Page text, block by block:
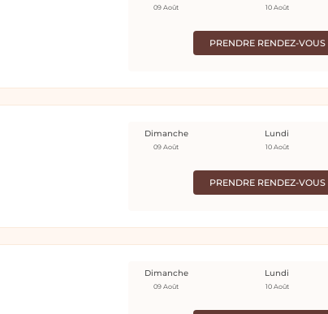
PRENDRE RENDEZ-VOUS
09 Août 10 Août
PRENDRE RENDEZ-VOUS
Dimanche
09 Août
Lundi
10 Août
Dimanche
09 Août
Lundi
10 Août